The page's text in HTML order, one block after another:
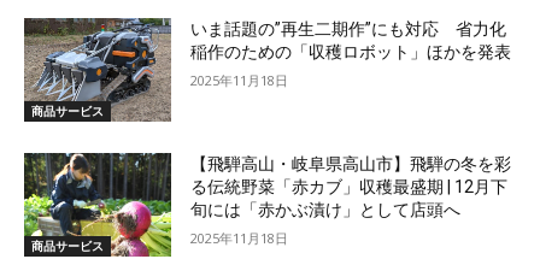
商品サービス
いま話題の”再生二期作”にも対応 省力化
稲作のための「収穫ロボット」ほかを発表
2025年11月18日
商品サービス
【飛騨高山・岐阜県高山市】飛騨の冬を彩
る伝統野菜「赤カブ」収穫最盛期 | 12月下
旬には「赤かぶ漬け」として店頭へ
2025年11月18日